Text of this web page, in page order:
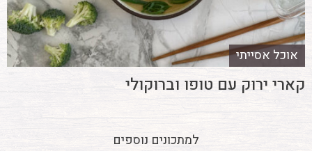
אוכל אסייתי
קארי ירוק עם טופו וברוקולי
למתכונים נוספים